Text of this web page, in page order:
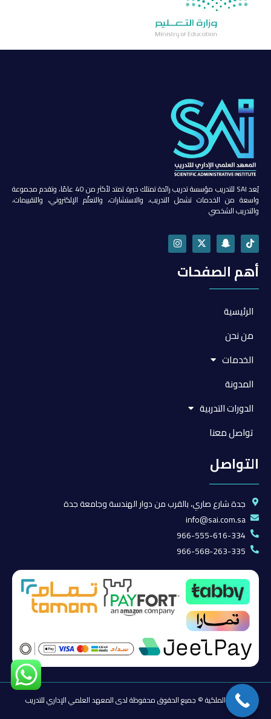
يُعد SAI للتدريب مؤسسة تدريب رائدة تمتلك خبرة تمتد لأكثر من 40 عامًا، وتقدم مجموعة
واسعة من الخدمات تشمل التدريب، والاستشارات، والتعلّم الإلكتروني، والتقييمات،
والتدريب الشخصي
أهم الصفحات
الرئيسية
من نحن
الخدمات
المدونة
الدورات التدربية
تواصل معنا
التواصل
جدة شارع صاري، بالقرب من دوار الهندسة وجامعة جدة
info@sai.com.sa
966-555-616-334
966-568-263-335
حقوق الملكية © جميع الحقوق محفوظة لدى المعهد العلمي الإداري للتدريب